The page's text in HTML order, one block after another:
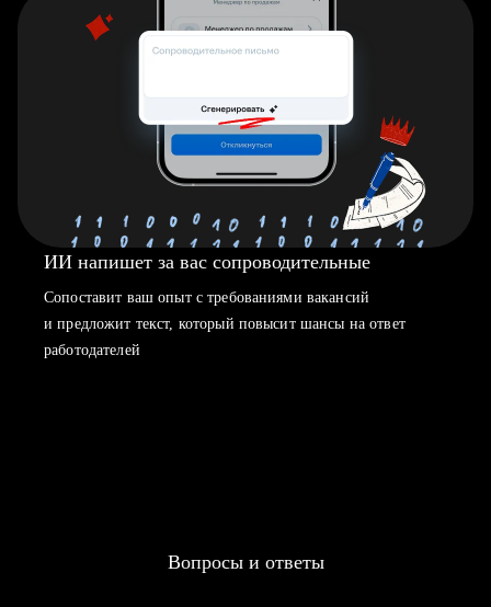
ИИ напишет за вас сопроводительные
Сопоставит ваш опыт с требованиями вакансий
и предложит текст, который повысит шансы на ответ
работодателей
Вопросы и ответы